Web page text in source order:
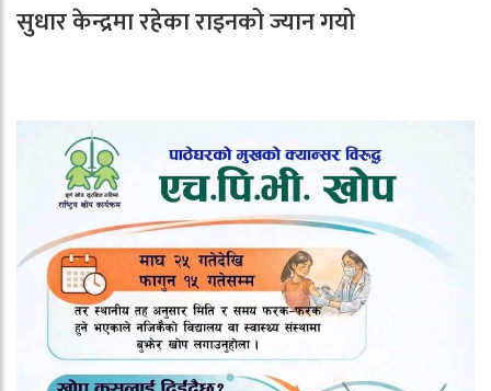
सुधार केन्द्रमा रहेका राइनको ज्यान गयो